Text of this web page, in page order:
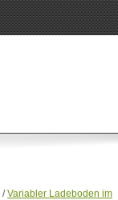
/Variabler Ladeboden im